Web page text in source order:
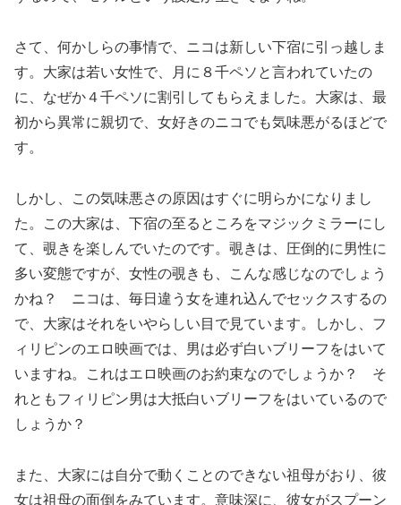
さて、何かしらの事情で、ニコは新しい下宿に引っ越しま
す。大家は若い女性で、月に８千ペソと言われていたの
に、なぜか４千ペソに割引してもらえました。大家は、最
初から異常に親切で、女好きのニコでも気味悪がるほどで
す。
しかし、この気味悪さの原因はすぐに明らかになりまし
た。この大家は、下宿の至るところをマジックミラーにし
て、覗きを楽しんでいたのです。覗きは、圧倒的に男性に
多い変態ですが、女性の覗きも、こんな感じなのでしょう
かね？ ニコは、毎日違う女を連れ込んでセックスするの
で、大家はそれをいやらしい目で見ています。しかし、フ
ィリピンのエロ映画では、男は必ず白いブリーフをはいて
いますね。これはエロ映画のお約束なのでしょうか？ そ
れともフィリピン男は大抵白いブリーフをはいているので
しょうか？
また、大家には自分で動くことのできない祖母がおり、彼
女は祖母の面倒をみています。意味深に、彼女がスプーン